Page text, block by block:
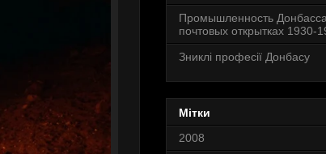
Промышленность
почтовых открытках 1930-
Зниклі професії Донбасу
Мітки
2008